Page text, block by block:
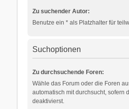
Zu suchender Autor:
Benutze ein * als Platzhalter für
Suchoptionen
Zu durchsuchende Foren:
Wähle das Forum oder die Foren
automatisch mit durchsucht, sofern
deaktivierst.